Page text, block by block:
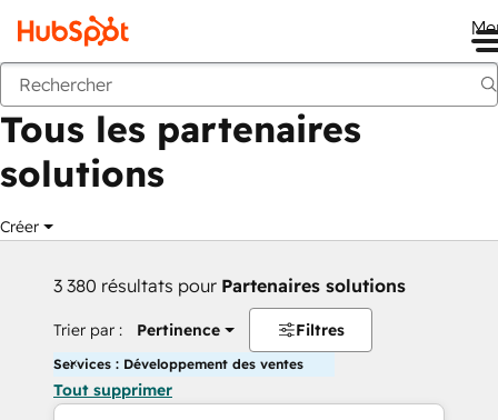
Retour
Tous les partenaires
solutions
Créer
3 380 résultats pour Partenaires solutions
Trier par : Pertinence Filtres
Services : Développement des ventes
Tout supprimer